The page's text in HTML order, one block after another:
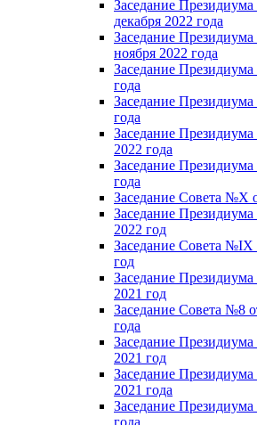
Заседание
декабря 2022 года
Заседание
ноября 2022 года
Заседание
года
Заседание
года
Заседание
2022 года
Заседание
года
Заседание Совета №X
Заседание
2022 год
Заседание Совета №IX
год
Заседание
2021 год
Заседание Совета №8
года
Заседание
2021 год
Заседание
2021 года
Заседание
года